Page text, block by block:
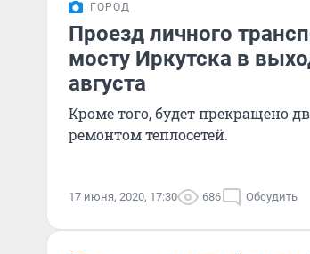
ГОРОД
Проезд личного
мосту Иркутска в
августа
Кроме того, будет прекращено
ремонтом теплосетей.
17 июня, 2020, 17:30 686 Обсудить